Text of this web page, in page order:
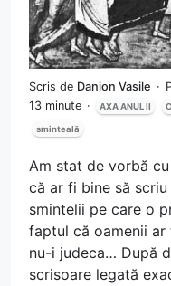
Scris de Danion Vasile
13 minute
AXA ANUL II
sminteală
Am stat de vorbă
că ar fi bine să
smintelii pe care o
faptul că oamenii ar
nu-i judeca… După
scrisoare legată